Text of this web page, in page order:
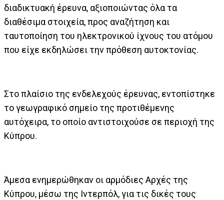
διαδικτυακή έρευνα, αξιοποιώντας όλα τα
διαθέσιμα στοιχεία, προς αναζήτηση και
ταυτοποίηση του ηλεκτρονικού ίχνους του ατόμου
που είχε εκδηλώσει την πρόθεση αυτοκτονίας.
Στο πλαίσιο της ενδελεχούς έρευνας, εντοπίστηκε
το γεωγραφικό σημείο της προτιθέμενης
αυτόχειρα, το οποίο αντιστοιχούσε σε περιοχή της
Κύπρου.
Άμεσα ενημερώθηκαν οι αρμόδιες Αρχές της
Κύπρου, μέσω της Ιντερπόλ, για τις δικές τους